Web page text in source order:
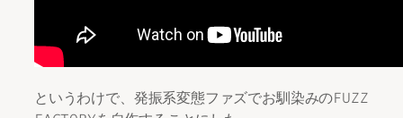
というわけで、発振系変態ファズでお馴染みのFUZZ